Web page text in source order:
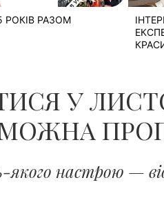
РОКІВ РАЗОМ
У
якого настрою —